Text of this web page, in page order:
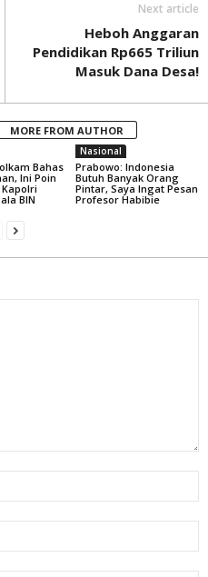
Next article
Heboh Anggaran
Pendidikan Rp665 Triliun
Masuk Dana Desa!
MORE FROM AUTHOR
Bahas
Ini Poin
BIN
Nasional
Prabowo: Indonesia
Butuh Banyak Orang
Pintar, Saya Ingat Pesan
Profesor Habibie